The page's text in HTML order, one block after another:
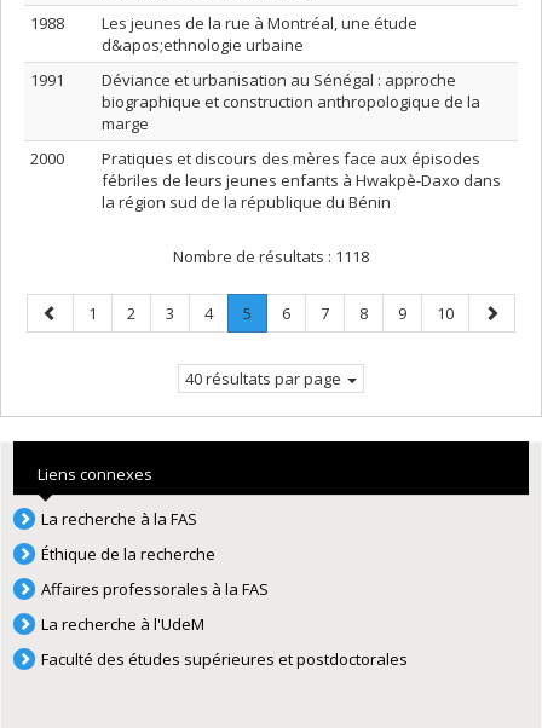
1988
Les jeunes de la rue à Montréal, une étude
d&apos;ethnologie urbaine
1991
Déviance et urbanisation au Sénégal : approche
biographique et construction anthropologique de la
marge
2000
Pratiques et discours des mères face aux épisodes
fébriles de leurs jeunes enfants à Hwakpè-Daxo dans
la région sud de la république du Bénin
Nombre de résultats : 1118
Page
précédente
Page
1 Page
2 Page
3 Page
4 Page
5
Page
Page
6 Page
7 Page
8 Page
9 Page
10
Page
40 résultats par page
Liens connexes
La recherche à la FAS
Éthique de la recherche
Affaires professorales à la FAS
La recherche à l'UdeM
Faculté des études supérieures et postdoctorales